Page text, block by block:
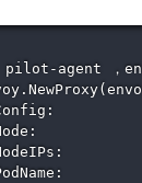
pilot-agent ，